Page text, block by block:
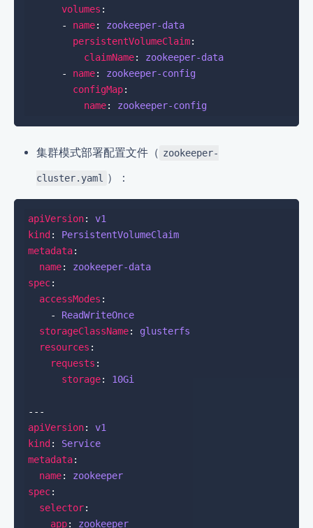
volumes
      -
name: zookeeper-data
persistentVolumeClaim
claimName: zookeeper-data
      -
name: zookeeper-config
configMap
name: zookeeper-config
集群模式部署配置文件（ zookeeper-
cluster.yaml ）：
apiVersion: v1
kind : PersistentVolumeClaim
metadata
name: zookeeper-data
spec
accessModes
    -
ReadWriteOnce
storageClassName: glusterfs
resources
requests
storage: 10Gi
apiVersion: v1
kind : Service
metadata
name: zookeeper
spec
selector
app: zookeeper